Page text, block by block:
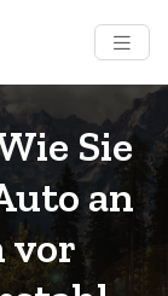
Sie
an
vor